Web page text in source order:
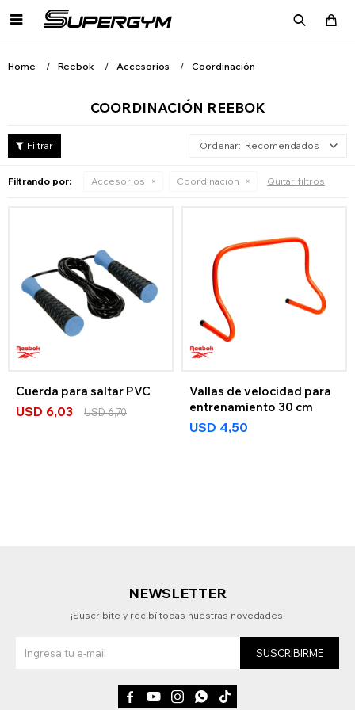

Home Reebok Accesorios Coordinación
COORDINACIÓN REEBOK
Recomendados
Filtrando por: Accesorios Coordinación Quitar filtros
Cuerda para saltar PVC
USD 6,03 USD6,70
Vallas de velocidad para
entrenamiento 30 cm
USD 4,50
NEWSLETTER
¡Suscribite y recibí todas nuestras novedades!
SUSCRIBIRME
    